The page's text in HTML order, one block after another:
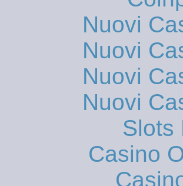
Nuovi
Nuovi
Nuovi
Nuovi
Slots
Casino